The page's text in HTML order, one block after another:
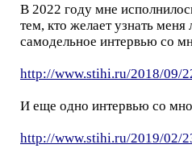
В 2022 году мне
тем, кто желает узнать
самодельное интервью со
http://www.stihi.ru/2018/09/
И еще одно интервью со
http://www.stihi.ru/2019/02/